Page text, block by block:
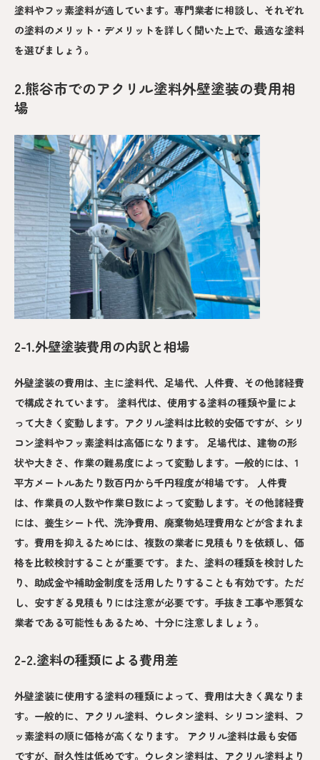
塗料やフッ素塗料が適しています。専門業者に相談し、それぞれ
の塗料のメリット・デメリットを詳しく聞いた上で、最適な塗料
を選びましょう。
2.熊谷市でのアクリル塗料外壁塗装の費用相
場
2-1.外壁塗装費用の内訳と相場
外壁塗装の費用は、主に塗料代、足場代、人件費、その他諸経費
で構成されています。 塗料代は、使用する塗料の種類や量によ
って大きく変動します。アクリル塗料は比較的安価ですが、シリ
コン塗料やフッ素塗料は高価になります。 足場代は、建物の形
状や大きさ、作業の難易度によって変動します。一般的には、1
平方メートルあたり数百円から千円程度が相場です。 人件費
は、作業員の人数や作業日数によって変動します。その他諸経費
には、養生シート代、洗浄費用、廃棄物処理費用などが含まれま
す。費用を抑えるためには、複数の業者に見積もりを依頼し、価
格を比較検討することが重要です。また、塗料の種類を検討した
り、助成金や補助金制度を活用したりすることも有効です。ただ
し、安すぎる見積もりには注意が必要です。手抜き工事や悪質な
業者である可能性もあるため、十分に注意しましょう。
2-2.塗料の種類による費用差
外壁塗装に使用する塗料の種類によって、費用は大きく異なりま
す。一般的に、アクリル塗料、ウレタン塗料、シリコン塗料、フ
ッ素塗料の順に価格が高くなります。 アクリル塗料は最も安価
ですが、耐久性は低めです。ウレタン塗料は、アクリル塗料より